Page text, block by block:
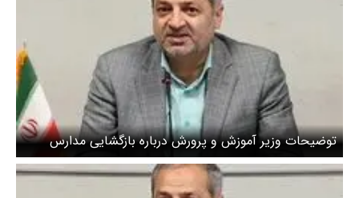
توضیحات وزیر آموزش و پرورش درباره بازگشایی مدارس